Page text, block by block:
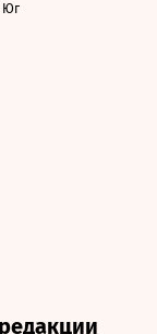
Юг